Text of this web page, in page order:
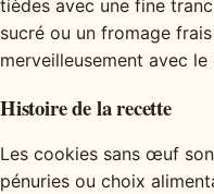
tièdes avec une fine
sucré ou un fromage
merveilleusement avec
Histoire de la recette
Les cookies sans œuf
pénuries ou choix